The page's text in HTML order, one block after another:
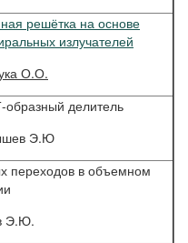
решётка на основе
излучателей
О.О.
делитель
Э.Ю
переходов в объемном
Э.Ю.